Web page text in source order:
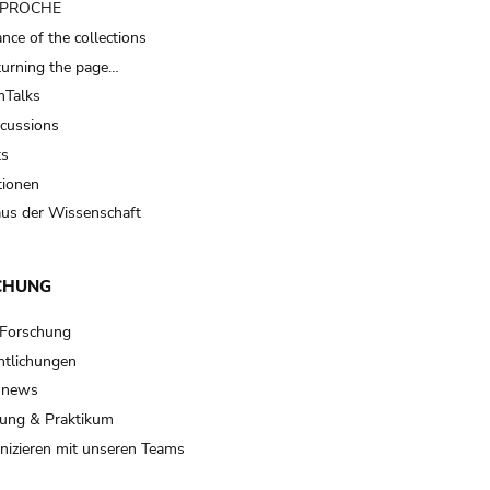
of the collections
the page…
der Wissenschaft
& Praktikum
mit unseren Teams